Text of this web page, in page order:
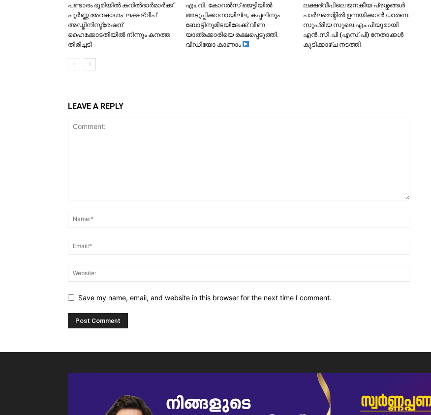
പണ്ടാരം ഭൂമിയിൽ കവിൽദാർമാർക്ക്
പൂർണ്ണ അവകാശം: ലക്ഷദ്വീപ്
അഡ്മിനിസ്ട്രേഷന്
ഹൈക്കോടതിയിൽ നിന്നും കനത്ത
തിരിച്ചടി
​എം.വി. കോറൽസ് ജെട്ടിയിൽ
അടുപ്പിക്കാനായില്ല; കപ്പലിനും
ബോട്ടിനുമിടയിലേക്ക് വീണ
യാത്രക്കാരിയെ രക്ഷപ്പെടുത്തി.
വീഡിയോ കാണാം
ലക്ഷദ്വീപിലെ ജനകീയ പ്രശ്നങ്ങൾ
പാർലമെന്റിൽ ഉന്നയിക്കാൻ ധാരണ:
സുപ്രിയ സുലെ എം.പിയുമായി
എൻ.സി.പി (എസ്.പി) നേതാക്കൾ
കൂടിക്കാഴ്ച നടത്തി
LEAVE A REPLY
Save my name, email, and website in this browser for the next time I comment.